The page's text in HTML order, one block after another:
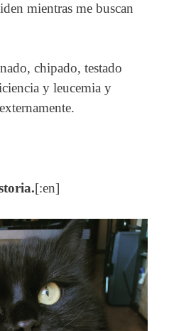
mientras me buscan
chipado, testado
y leucemia y
[:en]